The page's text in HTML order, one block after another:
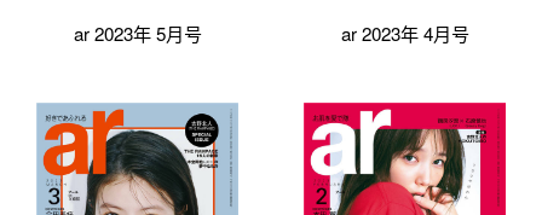
ar 2023年 5月号 ar 2023年 4月号